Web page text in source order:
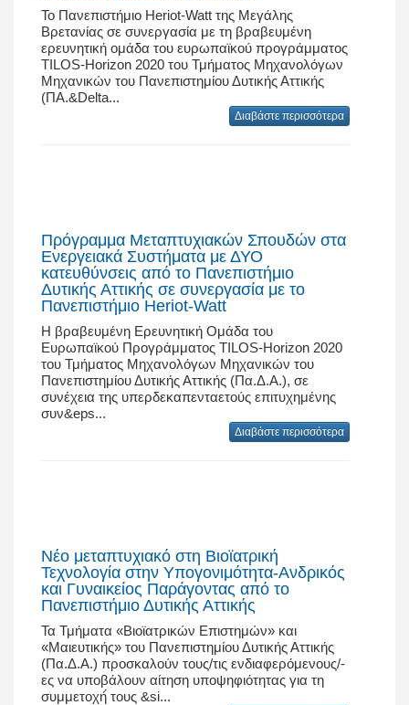
Το Πανεπιστήμιο Heriot-Watt της Μεγάλης
Βρετανίας σε συνεργασία με τη βραβευμένη
ερευνητική ομάδα του ευρωπαϊκού προγράμματος
TILOS-Horizon 2020 του Τμήματος Μηχανολόγων
Μηχανικών του Πανεπιστημίου Δυτικής Αττικής
(ΠΑ.&Delta...
Διαβάστε περισσότερα
Πρόγραμμα Μεταπτυχιακών Σπουδών στα
Ενεργειακά Συστήματα με ΔΥΟ
κατευθύνσεις από το Πανεπιστήμιο
Δυτικής Αττικής σε συνεργασία με το
Πανεπιστήμιο Heriot-Watt
Η βραβευμένη Ερευνητική Ομάδα του
Ευρωπαϊκού Προγράμματος TILOS-Horizon 2020
του Τμήματος Μηχανολόγων Μηχανικών του
Πανεπιστημίου Δυτικής Αττικής (Πα.Δ.Α.), σε
συνέχεια της υπερδεκαπενταετούς επιτυχημένης
συν&eps...
Διαβάστε περισσότερα
Νέο μεταπτυχιακό στη Βιοϊατρική
Τεχνολογία στην Υπογονιμότητα-Ανδρικός
και Γυναικείος Παράγοντας από το
Πανεπιστήμιο Δυτικής Αττικής
Τα Τμήματα «Βιοϊατρικών Επιστημών» και
«Μαιευτικής» του Πανεπιστημίου Δυτικής Αττικής
(Πα.Δ.Α.) προσκαλούν τους/τις ενδιαφερόμενους/-
ες να υποβάλουν αίτηση υποψηφιότητας για τη
συμμετοχή́ τους &si...